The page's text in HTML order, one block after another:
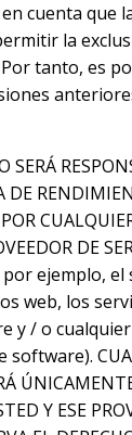
cuenta que
la
Por tanto, es
SERÁ
DE
DE
por ejemplo,
web, los
y / o
software).
Y ESE